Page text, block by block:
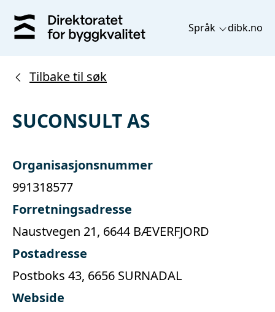
Språk dibk.no
Tilbake til søk
SUCONSULT AS
Organisasjonsnummer
991318577
Forretningsadresse
Naustvegen 21, 6644 BÆVERFJORD
Postadresse
Postboks 43, 6656 SURNADAL
Webside